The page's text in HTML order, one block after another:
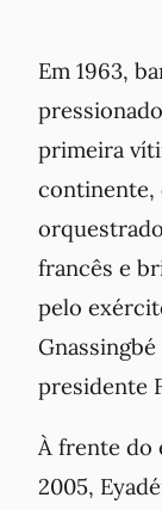
Em 1963,
primeira
continente,
francês e
pelo
presidente
À frente do
2005,